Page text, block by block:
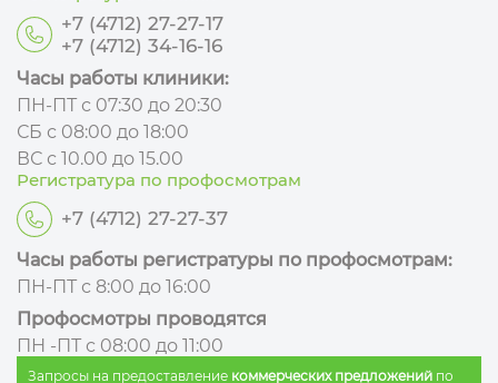
+7 (4712) 27-27-17
+7 (4712) 34-16-16
Регистратура по профосмотрам
+7 (4712) 27-27-37
Запросы на предоставление коммерческих предложений по
Часы работы клиники:
ПН-ПТ с 07:30 до 20:30
СБ с 08:00 до 18:00
ВС с 10.00 до 15.00
Часы работы регистратуры по профосмотрам:
ПН-ПТ с 8:00 до 16:00
Профосмотры проводятся
ПН -ПТ с 08:00 до 11:00